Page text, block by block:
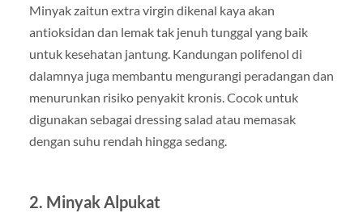
Minyak zaitun extra virgin dikenal kaya akan
antioksidan dan lemak tak jenuh tunggal yang baik
untuk kesehatan jantung. Kandungan polifenol di
dalamnya juga membantu mengurangi peradangan dan
menurunkan risiko penyakit kronis. Cocok untuk
digunakan sebagai dressing salad atau memasak
dengan suhu rendah hingga sedang.
2. Minyak Alpukat